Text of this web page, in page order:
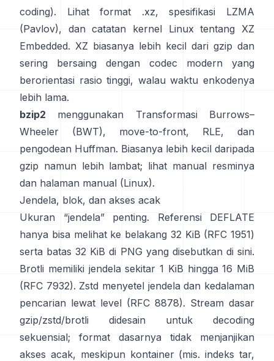
coding). Lihat
format .xz,
spesifikasi LZMA
(Pavlov), dan catatan kernel Linux tentang XZ
Embedded. XZ biasanya lebih kecil dari gzip dan
sering bersaing dengan codec modern yang
berorientasi rasio tinggi, walau waktu enkodenya
lebih lama.
bzip2 menggunakan
Transformasi Burrows–
Wheeler (BWT), move-to-front, RLE, dan
pengodean Huffman. Biasanya lebih kecil daripada
gzip namun lebih lambat; lihat manual resminya
dan halaman manual (Linux).
Jendela, blok, dan akses acak
Ukuran “jendela” penting. Referensi DEFLATE
hanya bisa melihat ke belakang 32 KiB (RFC 1951)
serta batas 32 KiB di PNG yang disebutkan di sini.
Brotli memiliki jendela sekitar 1 KiB hingga 16 MiB
(RFC 7932). Zstd menyetel jendela dan kedalaman
pencarian lewat level (RFC 8878). Stream dasar
gzip/zstd/brotli didesain untuk decoding
sekuensial; format dasarnya
tidak menjanjikan
akses acak, meskipun kontainer (mis. indeks tar,